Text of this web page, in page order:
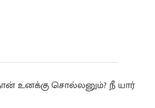
உனக்கு சொல்லனும்? நீ யார்